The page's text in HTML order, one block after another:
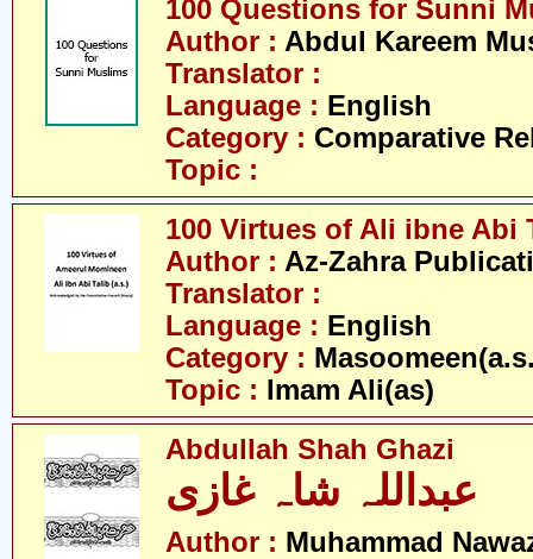
100 Questions for Sunni
Author : Abdul Kareem
Translator :
Language : English
Category : Comparative
Topic :
100 Virtues of Ali ibne Abi
Author : Az-Zahra
Translator :
Language : English
Category :
Topic : Imam Ali(as)
Abdullah Shah Ghazi
عبداللہ شاہ غازی
Author : Muhammad